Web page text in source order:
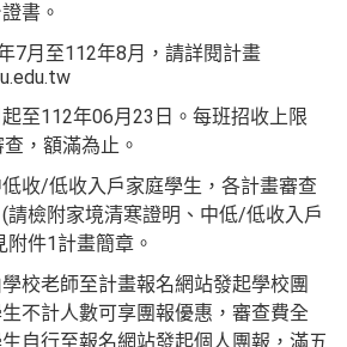
書。
7月至112年8月，請詳閱計畫
至112年06月23日。每班招收上限
，額滿為止。
收/低收入戶家庭學生，各計畫審查
請檢附家境清寒證明、中低/低收入戶
件1計畫簡章。
校老師至計畫報名網站發起學校團
不計人數可享團報優惠，審查費全
自行至報名網站發起個人團報，滿五